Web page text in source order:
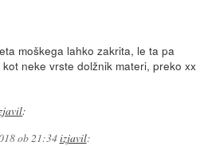
moškega lahko zakrita, le ta pa
neke vrste dolžnik materi, preko xx
:
ob 21:34izjavil: